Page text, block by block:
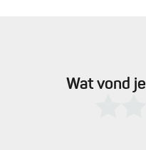
Wat vond